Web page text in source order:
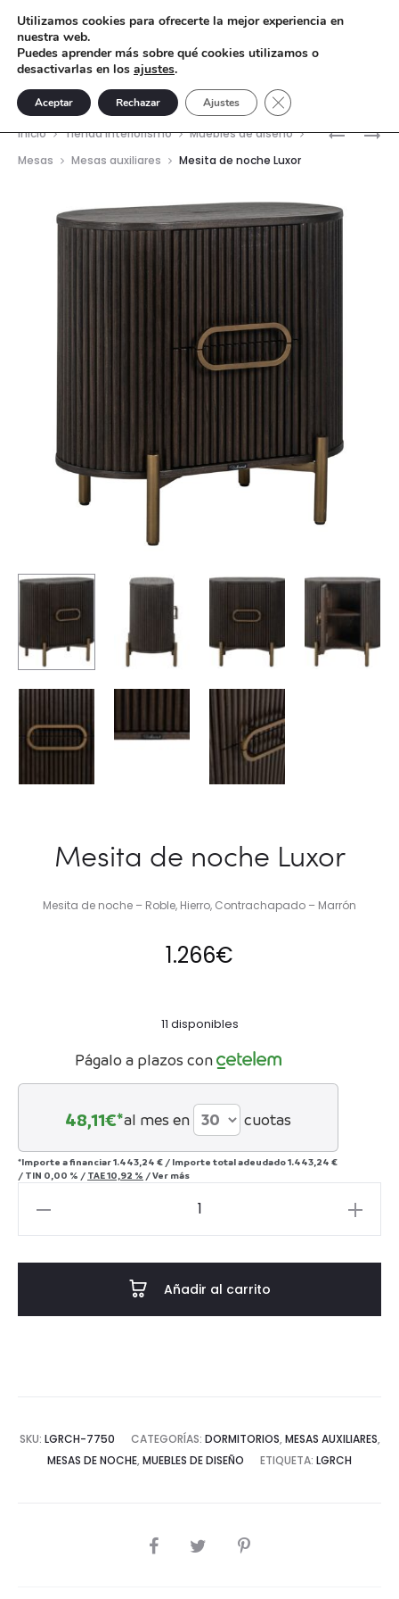
MESA
MESA
Inicio Tienda interiorismo
Muebles de diseño
Mesas
Mesas auxiliares Mesita de noche Luxor
Mesita de noche Luxor
Mesita de noche – Roble, Hierro, Contrachapado – Marrón
1.266€
11 disponibles
Págalo a plazos con
48,11€*al mes en cuotas
*Importe a financiar1.443,24 € / Importe total adeudado1.443,24 €
/ TIN 0,00 % / TAE10,92 % /Ver más
Añadir al carrito
SKU: LGRCH-7750 CATEGORÍAS: DORMITORIOS, MESAS AUXILIARES,
MESAS DE NOCHE, MUEBLES DE DISEÑO ETIQUETA: LGRCH
COMPARTIR
Utilizamos cookies para ofrecerte la mejor experiencia en
nuestra web.
Puedes aprender más sobre qué cookies utilizamos o
desactivarlas en los ajustes.
Aceptar Rechazar Ajustes Cerrar el banner de